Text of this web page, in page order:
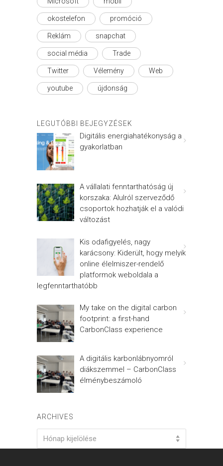
okostelefon promóció
Reklám snapchat
social média Trade
Twitter Vélemény Web
youtube újdonság
LEGUTÓBBI BEJEGYZÉSEK
Digitális energiahatékonyság a
gyakorlatban
A vállalati fenntarthatóság új
korszaka: Alulról szerveződő
csoportok hozhatják el a valódi
változást
Kis odafigyelés, nagy
karácsony: Kiderült, hogy melyik
online élelmiszer-rendelő
platformok weboldala a
legfenntarthatóbb
My take on the digital carbon
footprint: a first-hand
CarbonClass experience
A digitális karbonlábnyomról
diákszemmel – CarbonClass
élménybeszámoló
ARCHIVES
Hónap kijelölése